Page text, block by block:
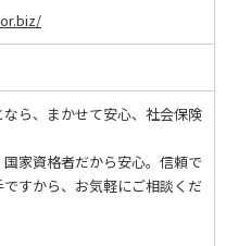
ら、まかせて安心、社会保険
家資格者だから安心。信頼で
すから、お気軽にご相談くだ